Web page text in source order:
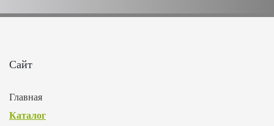
Сайт
Главная
Каталог